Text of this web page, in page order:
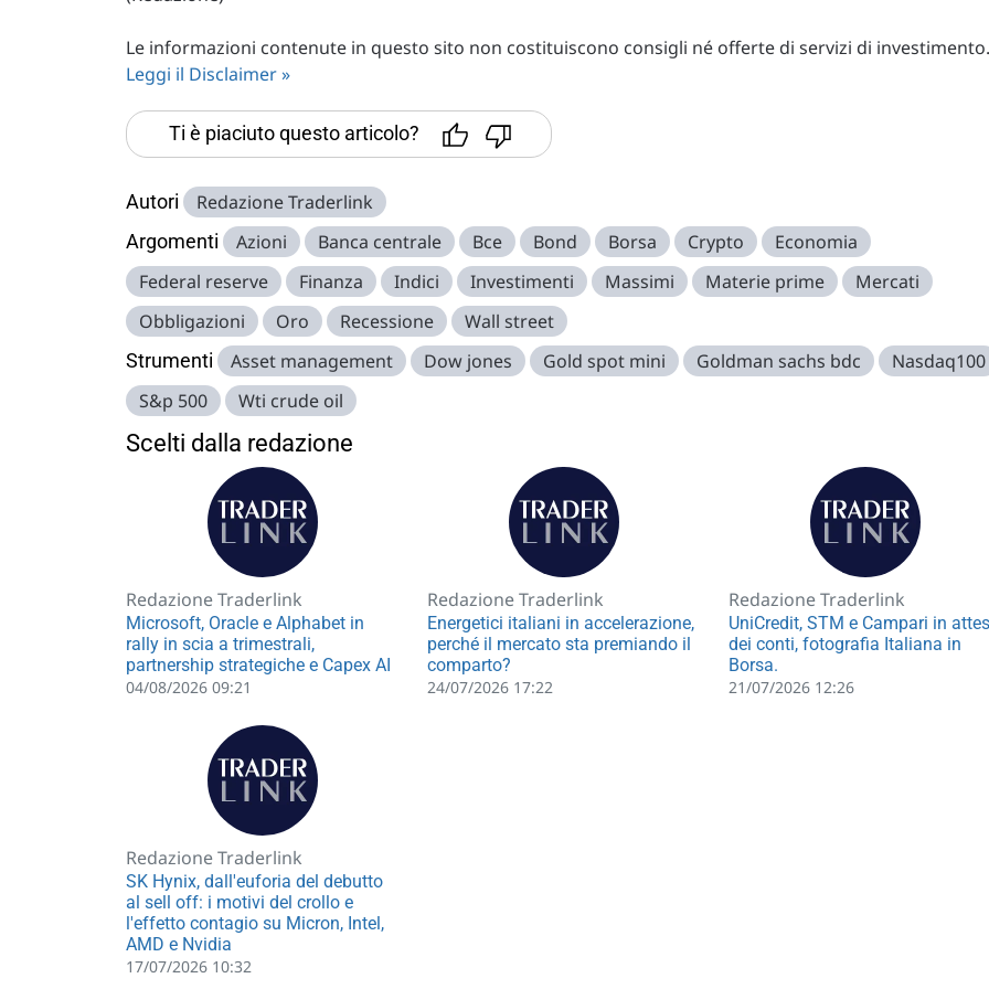
Le informazioni contenute in questo sito non costituiscono consigli né offerte di servizi di investimento.
Leggi il Disclaimer »
Ti è piaciuto questo articolo?
Autori Redazione Traderlink
Argomenti Azioni Banca centrale Bce Bond Borsa Crypto
Economia
Federal reserve
Finanza Indici Investimenti Massimi Materie prime
Mercati
Obbligazioni
Oro Recessione Wall street
Strumenti Asset management Dow jones Gold spot mini Goldman sachs bdc
Nasdaq100
S&p 500
Wti crude oil
Scelti dalla redazione
Redazione Traderlink
Microsoft, Oracle e Alphabet in
rally in scia a trimestrali,
partnership strategiche e Capex AI
04/08/2026 09:21
Redazione Traderlink
Energetici italiani in accelerazione,
perché il mercato sta premiando il
comparto?
24/07/2026 17:22
Redazione Traderlink
UniCredit, STM e Campari in
dei conti, fotografia Italiana in
Borsa.
21/07/2026 12:26
Redazione Traderlink
SK Hynix, dall'euforia del debutto
al sell off: i motivi del crollo e
l'effetto contagio su Micron, Intel,
AMD e Nvidia
17/07/2026 10:32